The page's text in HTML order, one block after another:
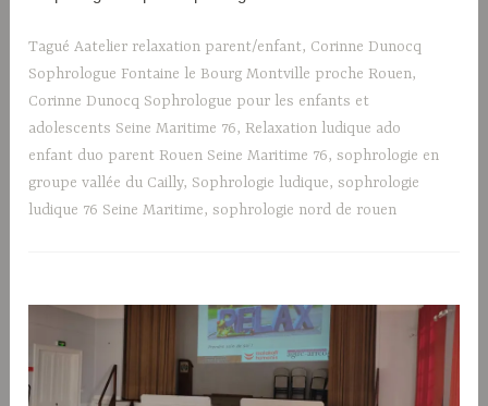
TaguéAatelier relaxation parent/enfant, Corinne Dunocq
Sophrologue Fontaine le Bourg Montville proche Rouen,
Corinne Dunocq Sophrologue pour les enfants et
adolescents Seine Maritime 76, Relaxation ludique ado
enfant duo parent Rouen Seine Maritime 76,sophrologie en
groupe vallée du Cailly, Sophrologie ludique,sophrologie
ludique 76 Seine Maritime,sophrologie nord de rouen